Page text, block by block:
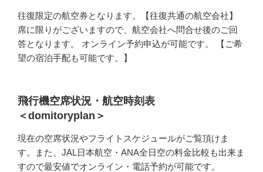
往復限定の航空券となります。【往復共通の航空会社】
席に限りがございますので、航空会社へ問合せ後のご回
答となります。 オンライン予約申込が可能です。 【ご希
望の宿泊手配も可能です。】
飛行機空席状況・航空時刻表
＜domitoryplan＞
現在の空席状況やフライトスケジュールがご覧頂けま
す。また、JAL日本航空・ANA全日空の料金比較も出来ま
すので最安値でオンライン・電話予約が可能です。